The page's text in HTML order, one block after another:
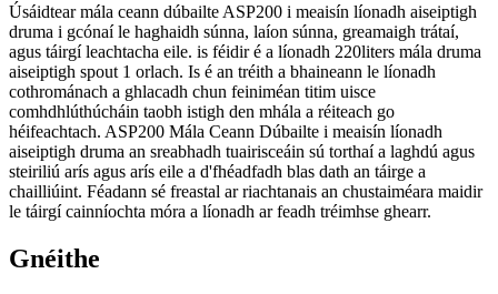
Úsáidtear mála ceann dúbailte ASP200 i meaisín líonadh aiseiptigh
druma i gcónaí le haghaidh súnna, laíon súnna, greamaigh trátaí,
agus táirgí leachtacha eile. is féidir é a líonadh 220liters mála druma
aiseiptigh spout 1 orlach. Is é an tréith a bhaineann le líonadh
cothrománach a ghlacadh chun feiniméan titim uisce
comhdhlúthúcháin taobh istigh den mhála a réiteach go
héifeachtach. ASP200 Mála Ceann Dúbailte i meaisín líonadh
aiseiptigh druma an sreabhadh tuairisceáin sú torthaí a laghdú agus
steiriliú arís agus arís eile a d'fhéadfadh blas dath an táirge a
chailliúint. Féadann sé freastal ar riachtanais an chustaiméara maidir
le táirgí cainníochta móra a líonadh ar feadh tréimhse ghearr.
Gnéithe